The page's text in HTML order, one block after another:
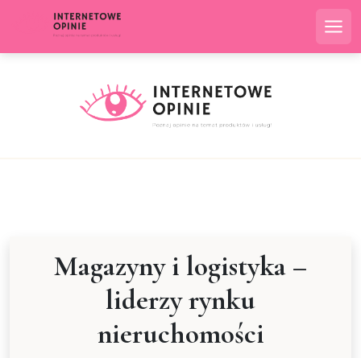
Magazyny i logistyka –
liderzy rynku
nieruchomości